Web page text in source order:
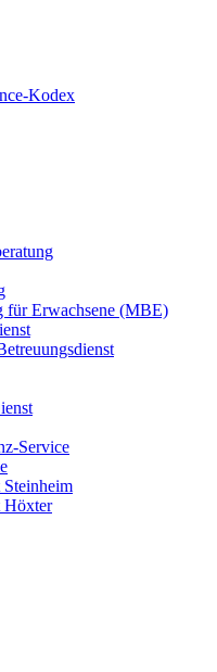
Kodex
für Erwachsene (MBE)
Service
Höxter